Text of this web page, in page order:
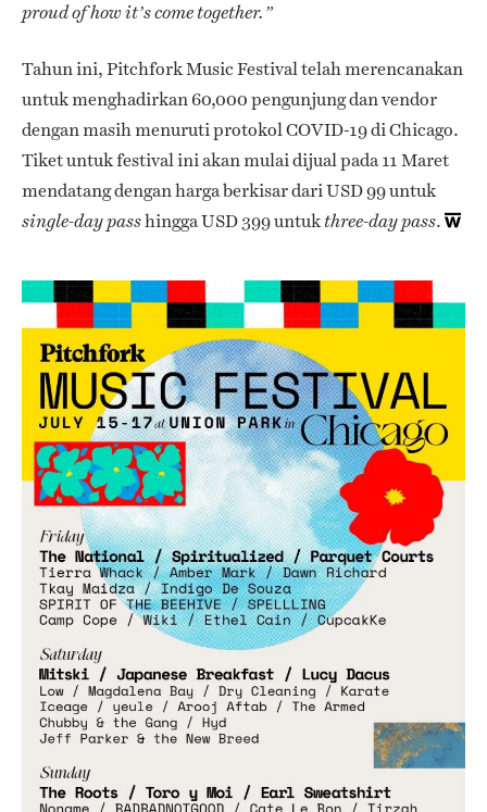
proud of how it’s come together.”
Tahun ini, Pitchfork Music Festival telah merencanakan
untuk menghadirkan 60,000 pengunjung dan vendor
dengan masih menuruti protokol COVID-19 di Chicago.
Tiket untuk festival ini akan mulai dijual pada 11 Maret
mendatang dengan harga berkisar dari USD 99 untuk
single-day passhingga USD 399 untukthree-day pass.